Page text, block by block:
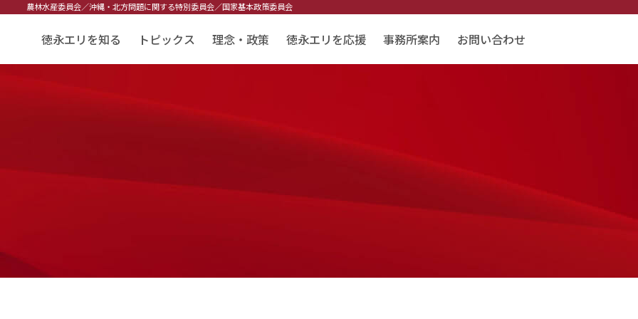
農林水産委員会／沖縄・北方問題に関する特別委員会／国家基本政策委員会
徳永エリを知る トピックス 理念・政策 徳永エリを応援 事務所案内 お問い合わせ